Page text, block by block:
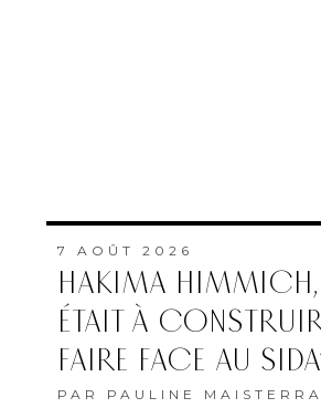
7 AOÛT 2026
HAKIMA HIMMICH,
ÉTAIT À
FAIRE FACE AU
PAR PAULINE MAISTERRA